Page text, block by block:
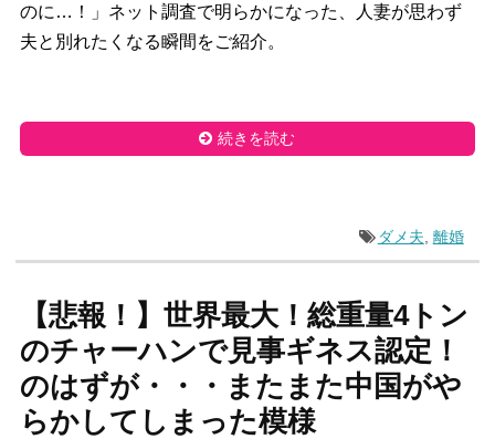
のに…！」ネット調査で明らかになった、人妻が思わず
夫と別れたくなる瞬間をご紹介。
続きを読む
ダメ夫 離婚
【悲報！】世界最大！総重量4トン
のチャーハンで見事ギネス認定！
のはずが・・・またまた中国がや
らかしてしまった模様